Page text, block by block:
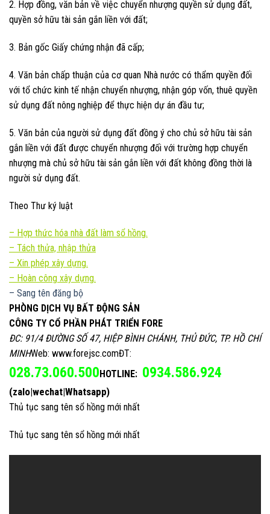
2. Hợp đồng, văn bản về việc chuyển nhượng quyền sử dụng đất,
quyền sở hữu tài sản gắn liền với đất;
3. Bản gốc Giấy chứng nhận đã cấp;
4. Văn bản chấp thuận của cơ quan Nhà nước có thẩm quyền đối
với tổ chức kinh tế nhận chuyển nhượng, nhận góp vốn, thuê quyền
sử dụng đất nông nghiệp để thực hiện dự án đầu tư;
5. Văn bản của người sử dụng đất đồng ý cho chủ sở hữu tài sản
gắn liền với đất được chuyển nhượng đối với trường hợp chuyển
nhượng mà chủ sở hữu tài sản gắn liền với đất không đồng thời là
người sử dụng đất.
Theo Thư ký luật
– Hợp thức hóa nhà đất làm sổ hồng.
– Tách thửa, nhập thửa
– Xin phép xây dựng.
– Hoàn công xây dựng.
– Sang tên đăng bộ
PHÒNG DỊCH VỤ BẤT ĐỘNG SẢN
CÔNG TY CỔ PHẦN PHÁT TRIỂN FORE
ĐC: 91/4 ĐƯỜNG SỐ 47, HIỆP BÌNH CHÁNH, THỦ ĐỨC, TP. HỒ CHÍ
MINHWeb: www.forejsc.comĐT:
028.73.060.500 HOTLINE: 0934.586.924
(zalo|wechat|Whatsapp)
Thủ tục sang tên sổ hồng mới nhất
Thủ tục sang tên sổ hồng mới nhất